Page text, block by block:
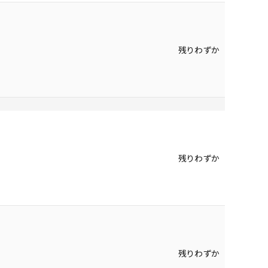
残りわずか
残りわずか
残りわずか